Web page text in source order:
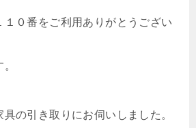
１０番をご利用ありがとうござい
の引き取りにお伺いしました。